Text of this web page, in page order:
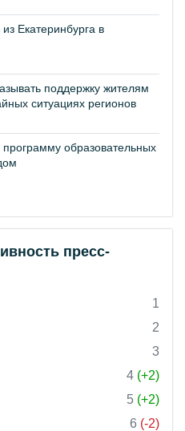
Екатеринбурга в
поддержку жителям
ситуациях регионов
образовательных
пресс-
1
2
3
4 (+2)
5 (+2)
6 (-2)